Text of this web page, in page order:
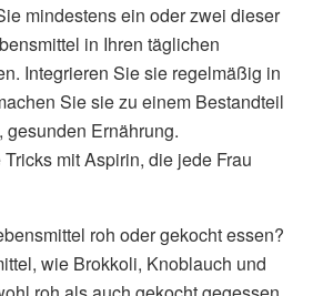
mindestens ein oder zwei dieser
in Ihren täglichen
Integrieren Sie sie regelmäßig in
Sie sie zu einem Bestandteil
Ernährung.
mit Aspirin, die jede Frau
roh oder gekocht essen?
wie Brokkoli, Knoblauch und